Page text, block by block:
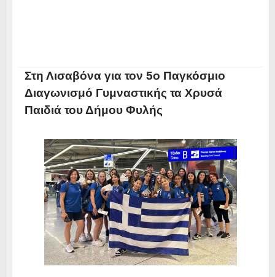
Στη Λισαβόνα για τον 5ο Παγκόσμιο
Διαγωνισμό Γυμναστικής τα Χρυσά
Παιδιά του Δήμου Φυλής